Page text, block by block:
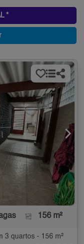
*
156 m²
3 quartos - 156 m²